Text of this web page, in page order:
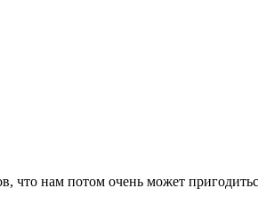
нам потом очень может